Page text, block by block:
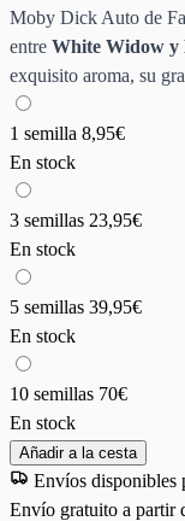
Moby Dick Auto de
entre White Widow y
exquisito aroma, su
1 semilla 8,95€
En stock
3 semillas 23,95€
En stock
5 semillas 39,95€
En stock
10 semillas 70€
En stock
Añadir a la cesta
Envíos disponibles
Envío gratuito a partir